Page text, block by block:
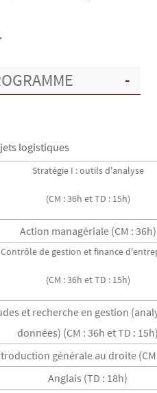
logistiques
Stratégie I : outils d'analyse
(CM : 36h et TD : 15h)
Action managériale (CM : 36h)
Contrôle de gestion et finance
(CM : 36h et TD : 15h)
et recherche en gestion
données) (CM : 36h et TD :
générale au droite
Anglais (TD : 18h)